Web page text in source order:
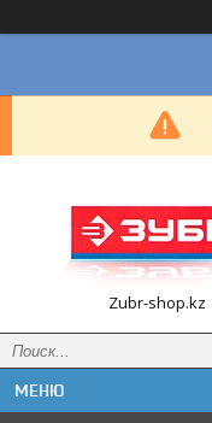
Zubr-shop.kz